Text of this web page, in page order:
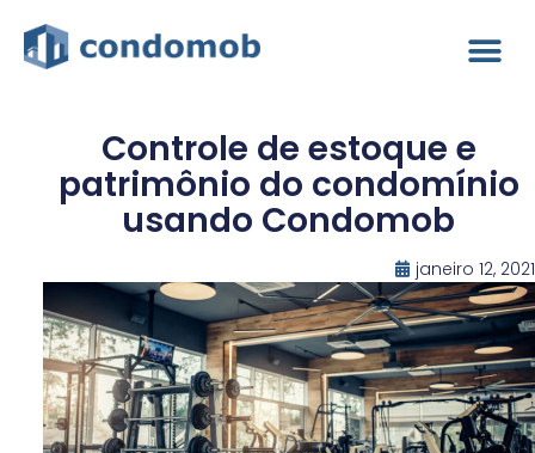
Controle de estoque e
patrimônio do condomínio
usando Condomob
janeiro 12, 2021